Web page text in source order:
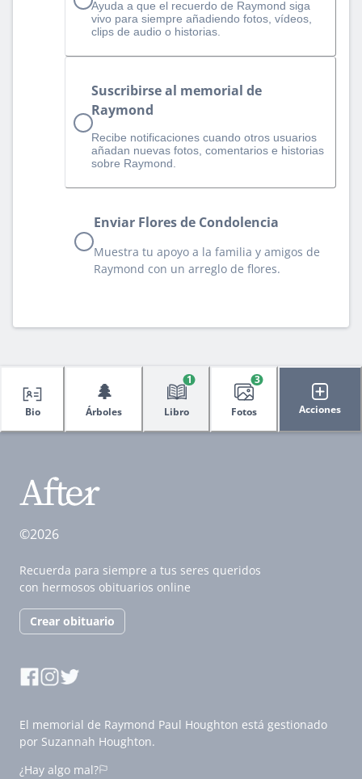
Ayuda a que el recuerdo de Raymond siga
vivo para siempre añadiendo fotos, vídeos,
clips de audio o historias.
Suscribirse al memorial de
Raymond
Recibe notificaciones cuando otros usuarios
añadan nuevas fotos, comentarios e historias
sobre Raymond.
Enviar Flores de Condolencia
Muestra tu apoyo a la familia y amigos de
Raymond con un arreglo de flores.
Bio
🌲
Árboles Libro
1
Fotos
3
Acciones
©2026
Recuerda para siempre a tus seres queridos
con hermosos obituarios online
Crear obituario
El memorial de Raymond Paul Houghton está gestionado
por Suzannah Houghton.
¿Hay algo mal?